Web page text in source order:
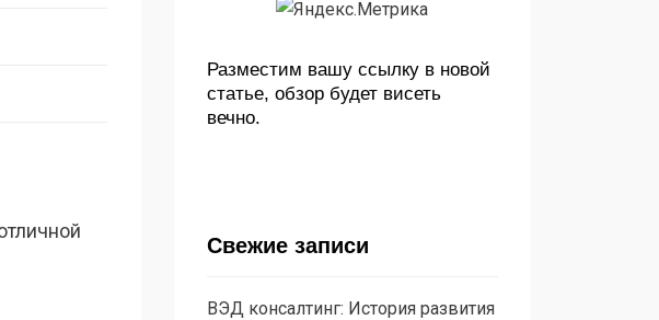
Разместим вашу ссылку в новой
статье, обзор будет висеть
вечно.
Свежие записи
ВЭД консалтинг: История развития